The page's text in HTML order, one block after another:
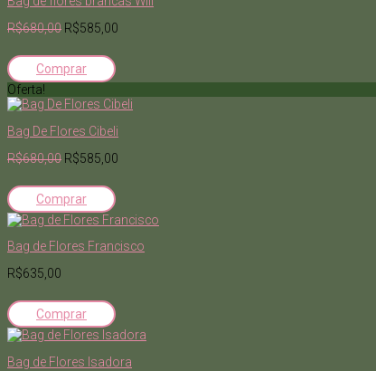
R$680,00 R$585,00
Comprar
Oferta!
Bag De Flores Cibeli
R$680,00 R$585,00
Comprar
Bag de Flores Francisco
R$635,00
Comprar
Bag de Flores Isadora